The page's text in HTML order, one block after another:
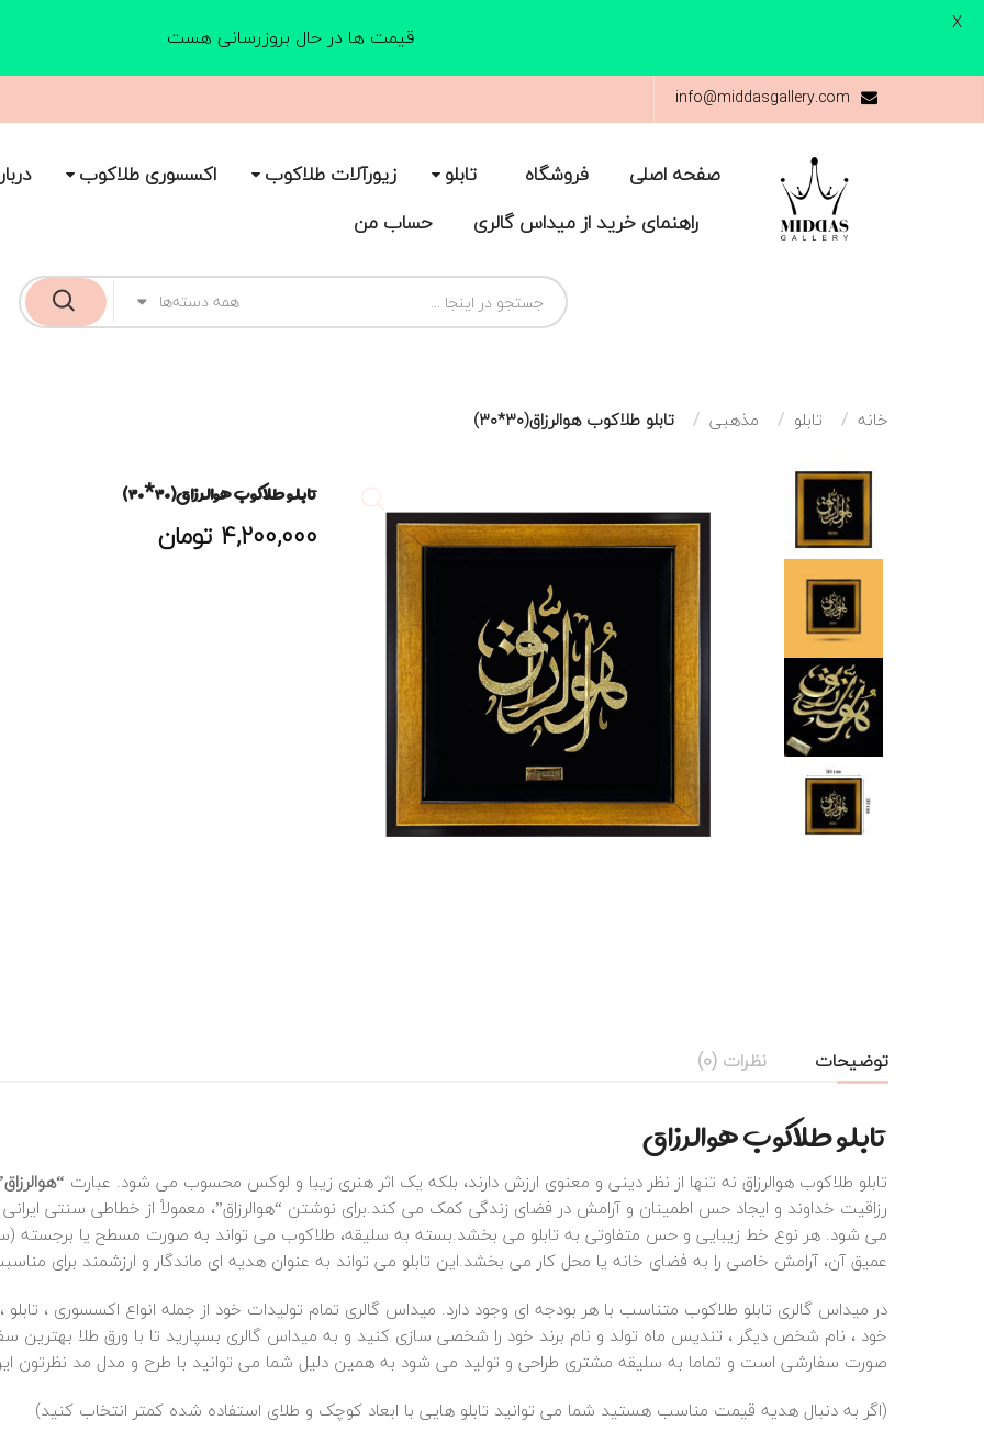
info@middasgallery.com
صفحه اصلی فروشگاه تابلو زیورآلات طلاکوب اکسسوری طلاکوب
راهنمای خرید از میداس گالری
حساب من
همه دسته‌ها
خانه تابلو مذهبی تابلو طلاکوب هوالرزاق(۳۰*۳۰)
تابلو طلاکوب هوالرزاق(۳۰*۳۰)
4,200,000 تومان
توضیحات نظرات (0)
تابلو طلاکوب هوالرزاق
تابلو طلاکوب هوالرزاق نه‌ تنها از نظر دینی و معنوی ارزش دارند، بلکه یک اثر هنری زیبا و لوکس محسوب می‌ شود. عبارت
رزاقیت خداوند و ایجاد حس اطمینان و آرامش در فضای زندگی کمک می‌ کند.برای نوشتن “هوالرزاق”، معمولاً از خطاطی سنتی
می‌ شود. هر نوع خط زیبایی و حس متفاوتی به تابلو می‌ بخشد.بسته به سلیقه، طلاکوب می‌ تواند به صورت مسطح یا برجسته
عمیق آن، آرامش خاصی را به فضای خانه یا محل کار می‌ بخشد.این تابلو می‌ تواند به‌ عنوان هدیه‌ ای ماندگار و ارزشمند برای
در میداس گالری تابلو طلاکوب متناسب با هر بودجه ای وجود دارد. میداس گالری تمام تولیدات خود از جمله انواع اکسسوری ،
خود ، نام شخص دیگر ، تندیس ماه تولد و نام برند خود را شخصی سازی کنید و به میداس گالری بسپارید تا با ورق طلا بهترین
صورت سفارشی است و تماما به سلیقه مشتری طراحی و تولید می شود به همین دلیل شما می توانید با طرح و مدل مد نظرتون
(اگر به دنبال هدیه قیمت مناسب هستید شما می توانید تابلو هایی با ابعاد کوچک و طلای استفاده شده کمتر انتخاب کنید)
قیمت ها در حال بروزرسانی هست X